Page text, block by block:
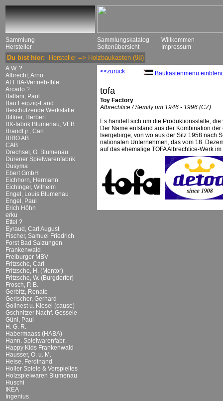
Sammlung
Hersteller
Sammlungskatalog
Seitenübersicht
Willkommen
Impressum
Du bist hier: Hersteller => Holzbaukasten (98)
A.W. ?
Albrecht, Arno
ALLBA-Vertrieb-Ihle
Arcado ?
Ballani, Paul
Bau Leipzig-Land
Beschützende Werkstätte
Bittner, Herbert
BK-fabrik Blumenau, VEB
Brandt jr., Carl
BRIO AB
CAB
Drechsel, G. Blumenau
Dürener Spielwarenfabrik
Dusyma
Ebert GmbH
Eichhorn, Hermann
Eichinger, Wilhelm
Engel, Louis Blumenau
Engel, Paul
Erich Höhn
erku
Ettel ?
Eyraud, Carl August
Fischer, Samuel Friedrich
Forst Bad Salzungen
Frankenwald
Freiburger MBV
Fritzsche, Carl
Fritzsche, H. (Mentor)
Fritzsche, W. (Burgdorfer)
Frosch, P. B.
Gerbitz, Renate
Gerischer, Gerhard
Gollnest u. Kiesel (cause)
Gschnitzer Nachf. Gessele
Günl, Paul
H. G. R.
Habermaass (HABA)
Hann. Spielwarenfabr.
Happy Kids Frankenwald
Hausser, O. u. M.
Heise, Ferdinand
Holler Spiele & Verspieltes
Holzspielwaren Blumenau
Huschi
IKEA
Ingenius
<<zurück Baukastenmenü
tofa
Toy Factory
Albrechtice / Semily um 1946 - 1996 (CZ)
Es handelt sich um die Produktionsstätte,
Der Name entstand aus der Kombination
Isergebirge, von wo aus der Sitz 1958 nach
nationalen Unternehmen, das vom 18.
auf das ehemalige TOFA Albrechtice-Werk